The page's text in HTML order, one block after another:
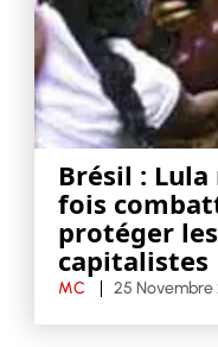
Brésil :
fois
protéger
capitalistes
MC 25 Novembre